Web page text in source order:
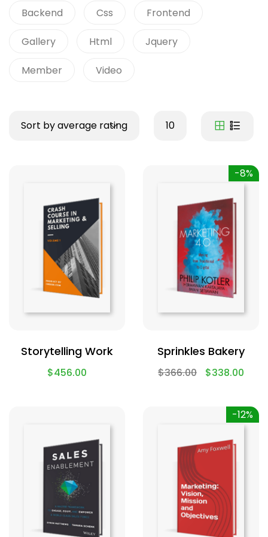
Backend Css Frontend
Gallery Html Jquery
Member Video
Sort by average rating 10
Storytelling Work
$456.00
-8%
Sprinkles Bakery
$366.00 $338.00
-12%